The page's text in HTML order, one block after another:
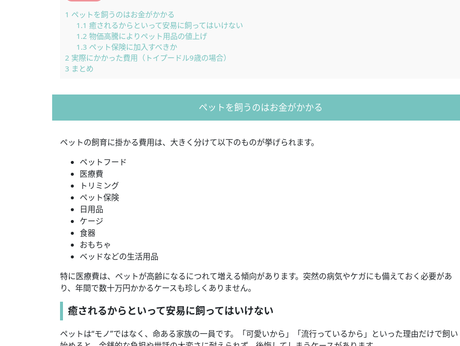
1 ペットを飼うのはお金がかかる
1.1 癒されるからといって安易に飼ってはいけない
1.2 物価高騰によりペット用品の値上げ
1.3 ペット保険に加入すべきか
2 実際にかかった費用（トイプードル9歳の場合）
3 まとめ
ペットを飼うのはお金がかかる
ペットの飼育に掛かる費用は、大きく分けて以下のものが挙げられます。
ペットフード
医療費
トリミング
ペット保険
日用品
ケージ
食器
おもちゃ
ベッドなどの生活用品
特に医療費は、ペットが高齢になるにつれて増える傾向があります。突然の病気やケガにも備えておく必要があ
り、年間で数十万円かかるケースも珍しくありません。
癒されるからといって安易に飼ってはいけない
ペットは“モノ”ではなく、命ある家族の一員です。「可愛いから」「流行っているから」といった理由だけで飼い